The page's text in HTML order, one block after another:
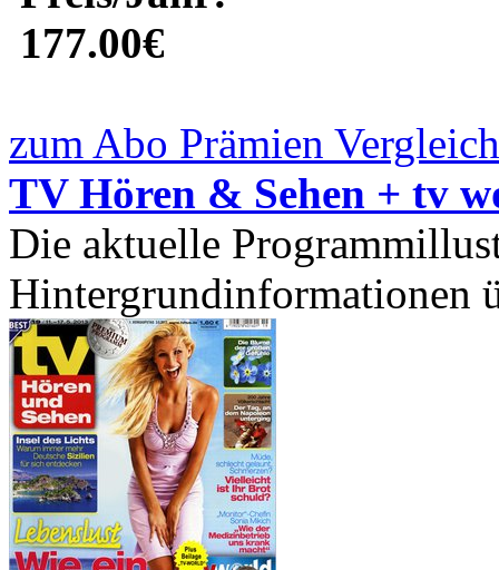
177.00€
zum Abo Prämien
TV Hören & Sehen + tv
Die aktuelle
Hintergrundinformationen